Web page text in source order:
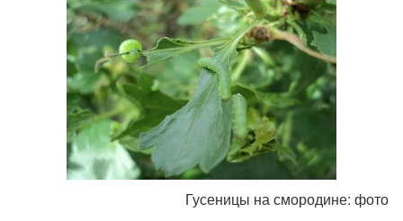
Гусеницы на смородине: фото